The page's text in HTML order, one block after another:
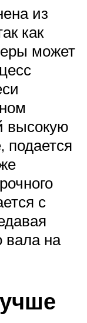
из
как
может
высокую
подается
с
вала на